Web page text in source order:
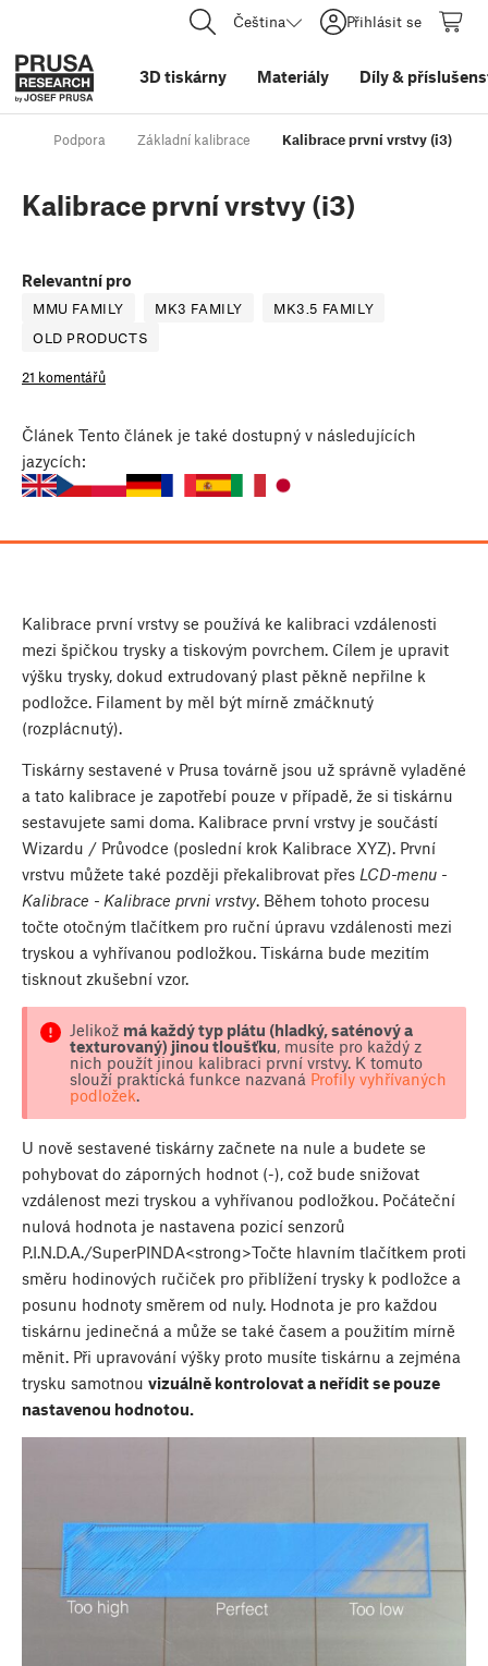
Čeština Přihlásit se
3D tiskárny Materiály Díly&
Podpora Základní kalibrace Kalibrace první vrstvy (i3)
Kalibrace první vrstvy (i3)
Relevantní pro
MMU FAMILY MK3 FAMILY
MK3.5 FAMILY
OLD PRODUCTS
21 komentářů
Článek Tento článek je také dostupný v následujících
jazycích:
Kalibrace první vrstvy se používá ke kalibraci vzdálenosti
mezi špičkou trysky a tiskovým povrchem. Cílem je upravit
výšku trysky, dokud extrudovaný plast pěkně nepřilne k
podložce. Filament by měl být mírně zmáčknutý
(rozplácnutý).
Tiskárny sestavené v Prusa továrně jsou už správně vyladěné
a tato kalibrace je zapotřebí pouze v případě, že si tiskárnu
sestavujete sami doma. Kalibrace první vrstvy je součástí
Wizardu / Průvodce (poslední krok Kalibrace XYZ). První
vrstvu můžete také později překalibrovat přes LCD-menu -
Kalibrace - Kalibrace prvni vrstvy. Během tohoto procesu
točte otočným tlačítkem pro ruční úpravu vzdálenosti mezi
tryskou a vyhřívanou podložkou. Tiskárna bude mezitím
tisknout zkušební vzor.
Jelikož má každý typ plátu (hladký, saténový a
texturovaný) jinou tloušťku, musíte pro každý z
nich použít jinou kalibraci první vrstvy. K tomuto
slouží praktická funkce nazvaná Profily vyhřívaných
podložek.
U nově sestavené tiskárny začnete na nule a budete se
pohybovat do záporných hodnot (-), což bude snižovat
vzdálenost mezi tryskou a vyhřívanou podložkou. Počáteční
nulová hodnota je nastavena pozicí senzorů
P.I.N.D.A./SuperPINDA<strong>Točte hlavním tlačítkem proti
směru hodinových ručiček pro přiblížení trysky k podložce a
posunu hodnoty směrem od nuly. Hodnota je pro každou
tiskárnu jedinečná a může se také časem a použitím mírně
měnit. Při upravování výšky proto musíte tiskárnu a zejména
trysku samotnou vizuálně kontrolovat a neřídit se pouze
nastavenou hodnotou.